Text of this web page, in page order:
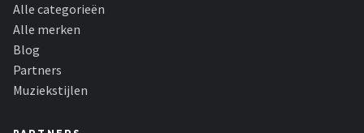
Alle categorieën
Alle merken
Blog
Partners
Muziekstijlen